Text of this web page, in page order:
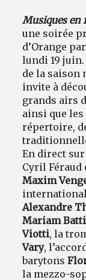
Musiques en
une soirée
d’Orange par
lundi 19
de la saison
invite à
grands airs
ainsi que
répertoire,
En direct sur
Cyril Féraud
Maxim
Alexandre
Mariam
Viotti, la
Vary,
barytons
la mezzo-